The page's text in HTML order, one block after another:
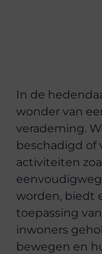
In de
wonder van
verademing.
beschadigd of
activiteiten
worden, biedt
toepassing
inwoners
bewegen en